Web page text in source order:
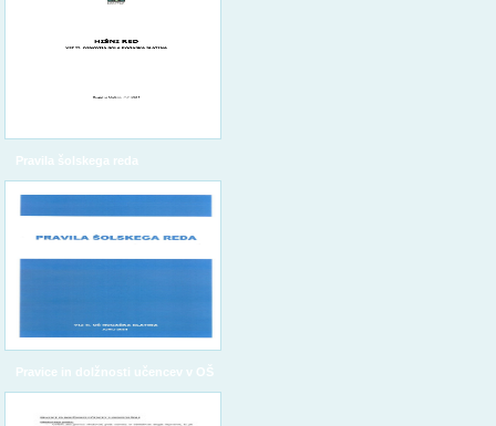
Pravila šolskega reda
Pravice in dolžnosti učencev v OŠ